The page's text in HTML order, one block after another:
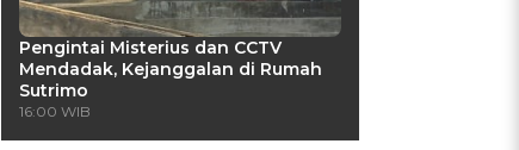
Pengintai Misterius dan CCTV
Mendadak, Kejanggalan di Rumah
Sutrimo
16:00 WIB